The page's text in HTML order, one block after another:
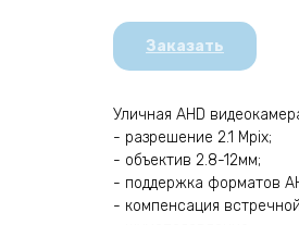
Заказать
Уличная AHD
- разрешение 2.1 Mpix;
- объектив 2.8-12мм;
- поддержка форматов
- компенсация